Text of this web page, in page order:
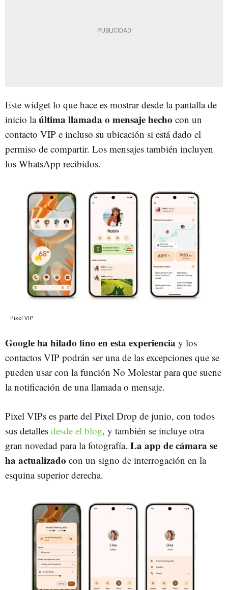
Este widget lo que hace es mostrar desde la pantalla de
inicio laúltima llamada o mensaje hecho con un
contacto VIP e incluso su ubicación si está dado el
permiso de compartir. Los mensajes también incluyen
los WhatsApp recibidos.
Pixel VIP
Google ha hilado fino en esta experiencia y los
contactos VIP podrán ser una de las excepciones que se
pueden usar con la función No Molestar para que suene
la notificación de una llamada o mensaje.
Pixel VIPs es parte del Pixel Drop de junio, con todos
sus detalles desde el blog, y también se incluye otra
gran novedad para la fotografía. La app de cámara se
ha actualizado con un signo de interrogación en la
esquina superior derecha.